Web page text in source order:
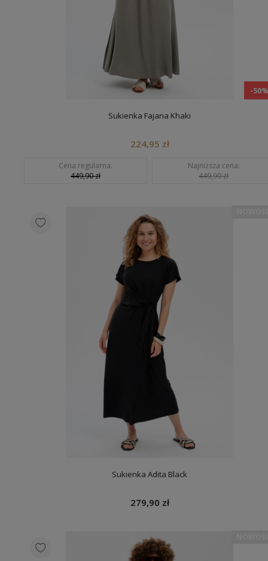
-
Sukienka Fajana Khaki
224,95 zł
Cena regularna:
449,90 zł
Najniższa cena:
449,90 zł
Sukienka Adita Black
279,90 zł